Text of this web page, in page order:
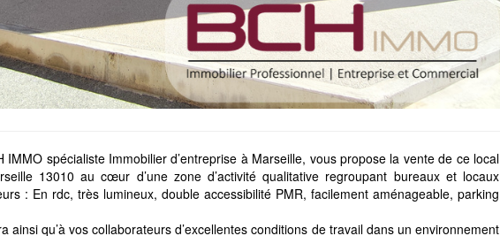
IMMO spécialiste Immobilier d’entreprise à Marseille, vous propose la vente de ce local
13010 au cœur d’une zone d’activité qualitative regroupant bureaux et locaux
: En rdc, très lumineux, double accessibilité PMR, facilement aménageable, parking
ainsi qu’à vos collaborateurs d’excellentes conditions de travail dans un environnement